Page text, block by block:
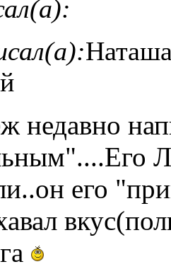
недавно
его